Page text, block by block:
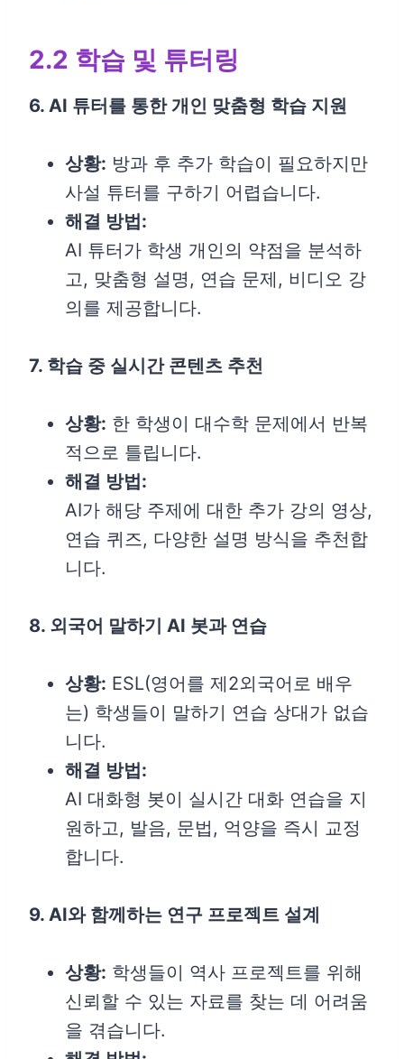
2.2 학습 및 튜터링
6. AI 튜터를 통한 개인 맞춤형 학습 지원
상황: 방과 후 추가 학습이 필요하지만
사설 튜터를 구하기 어렵습니다.
해결 방법:
AI 튜터가 학생 개인의 약점을 분석하
고, 맞춤형 설명, 연습 문제, 비디오 강
의를 제공합니다.
7. 학습 중 실시간 콘텐츠 추천
상황: 한 학생이 대수학 문제에서 반복
적으로 틀립니다.
해결 방법:
AI가 해당 주제에 대한 추가 강의 영상,
연습 퀴즈, 다양한 설명 방식을 추천합
니다.
8. 외국어 말하기 AI 봇과 연습
상황: ESL(영어를 제2외국어로 배우
는) 학생들이 말하기 연습 상대가 없습
니다.
해결 방법:
AI 대화형 봇이 실시간 대화 연습을 지
원하고, 발음, 문법, 억양을 즉시 교정
합니다.
9. AI와 함께하는 연구 프로젝트 설계
상황: 학생들이 역사 프로젝트를 위해
신뢰할 수 있는 자료를 찾는 데 어려움
을 겪습니다.